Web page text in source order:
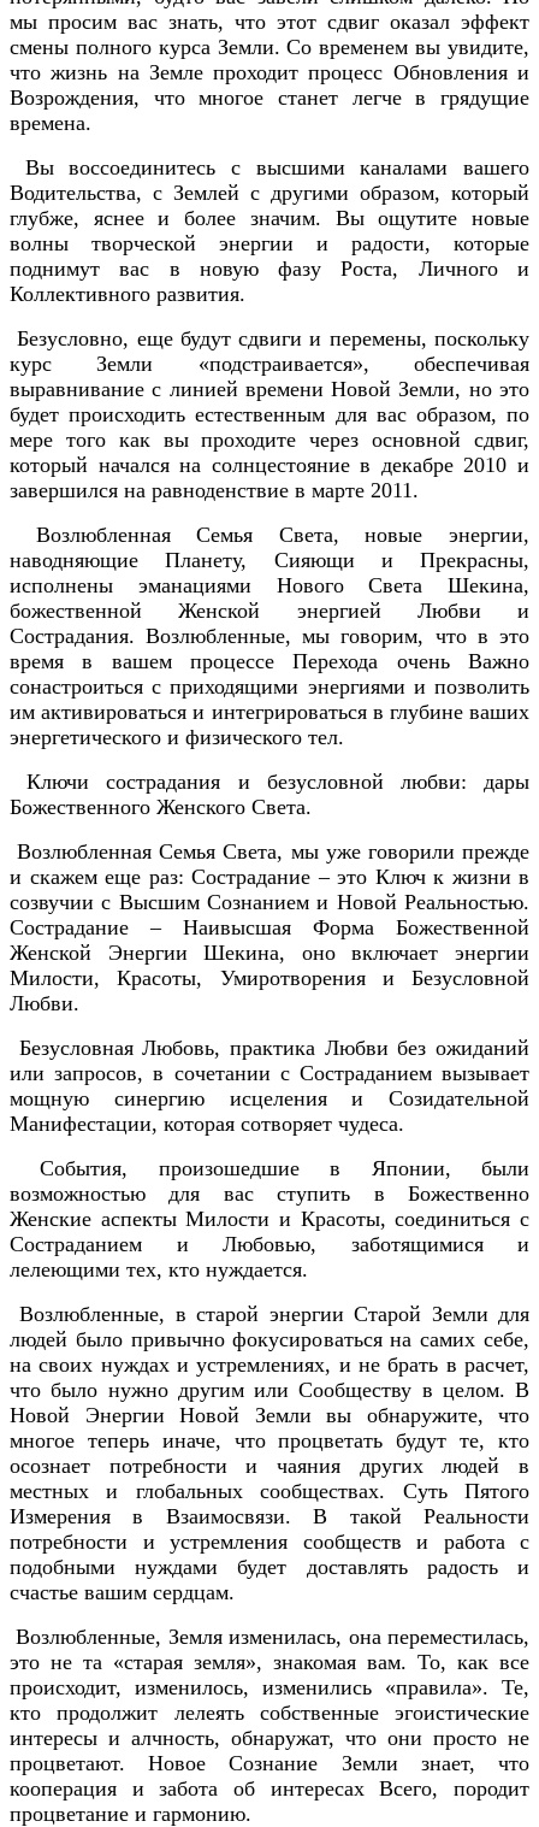
мы просим вас знать, что этот сдвиг оказал эффект
смены полного курса Земли. Со временем вы увидите,
что жизнь на Земле проходит процесс Обновления и
Возрождения, что многое станет легче в грядущие
времена.
Вы воссоединитесь с высшими каналами вашего
Водительства, с Землей с другими образом, который
глубже, яснее и более значим. Вы ощутите новые
волны творческой энергии и радости, которые
поднимут вас в новую фазу Роста, Личного и
Коллективного развития.
Безусловно, еще будут сдвиги и перемены, поскольку
курс Земли «подстраивается», обеспечивая
выравнивание с линией времени Новой Земли, но это
будет происходить естественным для вас образом, по
мере того как вы проходите через основной сдвиг,
который начался на солнцестояние в декабре 2010 и
завершился на равноденствие в марте 2011.
Возлюбленная Семья Света, новые энергии,
наводняющие Планету, Сияющи и Прекрасны,
исполнены эманациями Нового Света Шекина,
божественной Женской энергией Любви и
Сострадания. Возлюбленные, мы говорим, что в это
время в вашем процессе Перехода очень Важно
сонастроиться с приходящими энергиями и позволить
им активироваться и интегрироваться в глубине ваших
энергетического и физического тел.
Ключи сострадания и безусловной любви: дары
Божественного Женского Света.
Возлюбленная Семья Света, мы уже говорили прежде
и скажем еще раз: Сострадание – это Ключ к жизни в
созвучии с Высшим Сознанием и Новой Реальностью.
Сострадание – Наивысшая Форма Божественной
Женской Энергии Шекина, оно включает энергии
Милости, Красоты, Умиротворения и Безусловной
Любви.
Безусловная Любовь, практика Любви без ожиданий
или запросов, в сочетании с Состраданием вызывает
мощную синергию исцеления и Созидательной
Манифестации, которая сотворяет чудеса.
События, произошедшие в Японии, были
возможностью для вас ступить в Божественно
Женские аспекты Милости и Красоты, соединиться с
Состраданием и Любовью, заботящимися и
лелеющими тех, кто нуждается.
Возлюбленные, в старой энергии Старой Земли для
людей было привычно фокусироваться на самих себе,
на своих нуждах и устремлениях, и не брать в расчет,
что было нужно другим или Сообществу в целом. В
Новой Энергии Новой Земли вы обнаружите, что
многое теперь иначе, что процветать будут те, кто
осознает потребности и чаяния других людей в
местных и глобальных сообществах. Суть Пятого
Измерения в Взаимосвязи. В такой Реальности
потребности и устремления сообществ и работа с
подобными нуждами будет доставлять радость и
счастье вашим сердцам.
Возлюбленные, Земля изменилась, она переместилась,
это не та «старая земля», знакомая вам. То, как все
происходит, изменилось, изменились «правила». Те,
кто продолжит лелеять собственные эгоистические
интересы и алчность, обнаружат, что они просто не
процветают. Новое Сознание Земли знает, что
кооперация и забота об интересах Всего, породит
процветание и гармонию.